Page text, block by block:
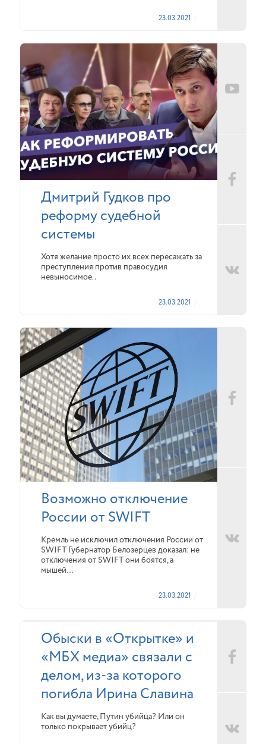
23.03.2021
Дмитрий Гудков про
реформу судебной
системы
Хотя желание просто их всех пересажать за
преступления против правосудия
невыносимое..
23.03.2021
Возможно отключение
России от SWIFT
Кремль не исключил отключения России от
SWIFT Губернатор Белозерцев доказал: не
отключения от SWIFT они боятся, а
мышей…
23.03.2021
Обыски в «Открытке» и
«МБХ медиа» связали с
делом, из-за которого
погибла Ирина Славина
Как вы думаете, Путин убийца? Или он
только покрывает убийц?